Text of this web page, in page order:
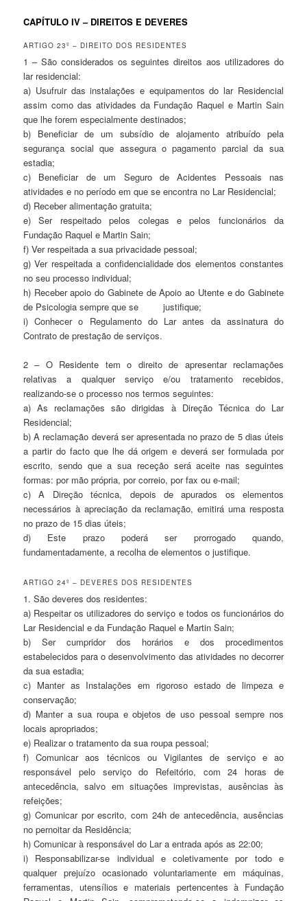
CAPÍTULO IV – DIREITOS E DEVERES
ARTIGO 23º – DIREITO DOS RESIDENTES
1 – São considerados os seguintes direitos aos utilizadores do
lar residencial:
a) Usufruir das instalações e equipamentos do lar Residencial
assim como das atividades da Fundação Raquel e Martin Sain
que lhe forem especialmente destinados;
b) Beneficiar de um subsídio de alojamento atribuído pela
segurança social que assegura o pagamento parcial da sua
estadia;
c) Beneficiar de um Seguro de Acidentes Pessoais nas
atividades e no período em que se encontra no Lar Residencial;
d) Receber alimentação gratuita;
e) Ser respeitado pelos colegas e pelos funcionários da
Fundação Raquel e Martin Sain;
f) Ver respeitada a sua privacidade pessoal;
g) Ver respeitada a confidencialidade dos elementos constantes
no seu processo individual;
h) Receber apoio do Gabinete de Apoio ao Utente e do Gabinete
de Psicologia sempre que se justifique;
i) Conhecer o Regulamento do Lar antes da assinatura do
Contrato de prestação de serviços.
2 – O Residente tem o direito de apresentar reclamações
relativas a qualquer serviço e/ou tratamento recebidos,
realizando-se o processo nos termos seguintes:
a) As reclamações são dirigidas à Direção Técnica do Lar
Residencial;
b) A reclamação deverá ser apresentada no prazo de 5 dias úteis
a partir do facto que lhe dá origem e deverá ser formulada por
escrito, sendo que a sua receção será aceite nas seguintes
formas: por mão própria, por correio, por fax ou e-mail;
c) A Direção técnica, depois de apurados os elementos
necessários à apreciação da reclamação, emitirá uma resposta
no prazo de 15 dias úteis;
d) Este prazo poderá ser prorrogado quando,
fundamentadamente, a recolha de elementos o justifique.
ARTIGO 24º – DEVERES DOS RESIDENTES
1. São deveres dos residentes:
a) Respeitar os utilizadores do serviço e todos os funcionários do
Lar Residencial e da Fundação Raquel e Martin Sain;
b) Ser cumpridor dos horários e dos procedimentos
estabelecidos para o desenvolvimento das atividades no decorrer
da sua estadia;
c) Manter as Instalações em rigoroso estado de limpeza e
conservação;
d) Manter a sua roupa e objetos de uso pessoal sempre nos
locais apropriados;
e) Realizar o tratamento da sua roupa pessoal;
f) Comunicar aos técnicos ou Vigilantes de serviço e ao
responsável pelo serviço do Refeitório, com 24 horas de
antecedência, salvo em situações imprevistas, ausências às
refeições;
g) Comunicar por escrito, com 24h de antecedência, ausências
no pernoitar da Residência;
h) Comunicar à responsável do Lar a entrada após as 22:00;
i) Responsabilizar-se individual e coletivamente por todo e
qualquer prejuízo ocasionado voluntariamente em máquinas,
ferramentas, utensílios e materiais pertencentes à Fundação